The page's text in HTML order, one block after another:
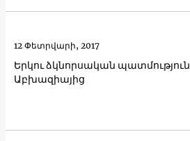
Երկու ձկնորսական պատմություն
Աբխազիայից
12 Փետրվարի, 2017